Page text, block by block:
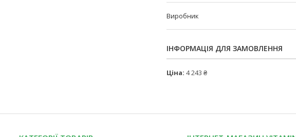
Виробник
ІНФОРМАЦІЯ ДЛЯ ЗАМОВЛЕННЯ
Ціна: 4 243 ₴